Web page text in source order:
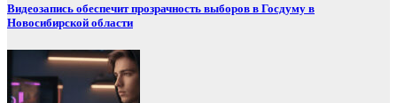
Видеозапись обеспечит прозрачность выборов в Госдуму в
Новосибирской области